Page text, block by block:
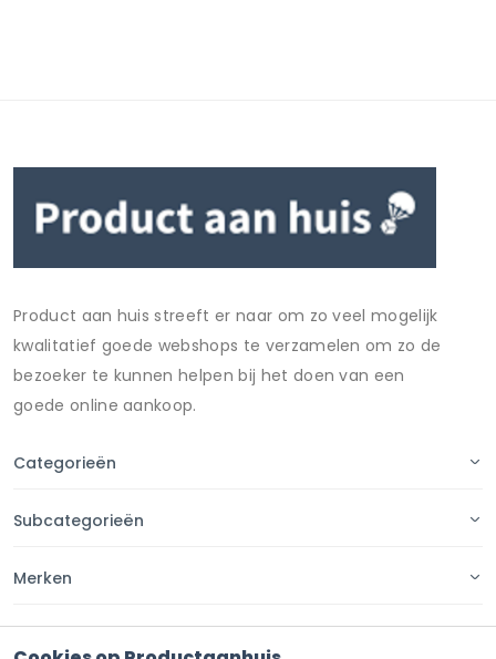
Product aan huis streeft er naar om zo veel mogelijk
kwalitatief goede webshops te verzamelen om zo de
bezoeker te kunnen helpen bij het doen van een
goede online aankoop.
Categorieën
Subcategorieën
Merken